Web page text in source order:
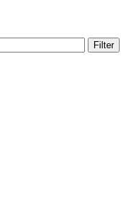
Filter